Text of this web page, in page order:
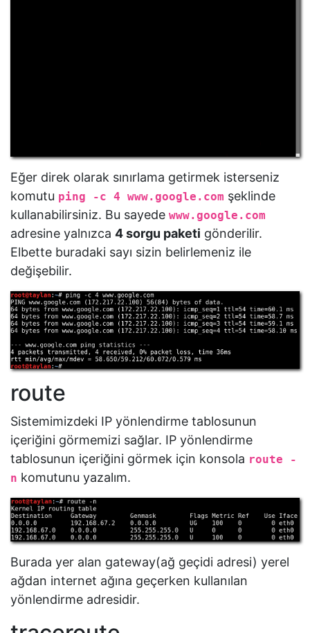
Eğer direk olarak sınırlama getirmek isterseniz
komutu ping -c 4 www.google.com şeklinde
kullanabilirsiniz. Bu sayede www.google.com
adresine yalnızca 4 sorgu paketi gönderilir.
Elbette buradaki sayı sizin belirlemeniz ile
değişebilir.
route
Sistemimizdeki IP yönlendirme tablosunun
içeriğini görmemizi sağlar. IP yönlendirme
tablosunun içeriğini görmek için konsola route -
n komutunu yazalım.
Burada yer alan gateway(ağ geçidi adresi) yerel
ağdan internet ağına geçerken kullanılan
yönlendirme adresidir.